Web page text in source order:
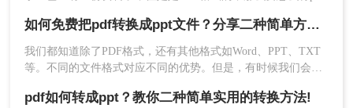
到过，今天就来给大家支个招，看看pdf文件如何转ppt格式的
文件。
如何免费把pdf转换成ppt文件？分享二种简单方法！
我们都知道除了PDF格式，还有其他格式如Word、PPT、TXT
等。不同的文件格式对应不同的优势。但是，有时候我们会遇
会使用一些软件对文件格式进行转换。有什么样子的方法可以
pdf如何转成ppt？教你二种简单实用的转换方法!